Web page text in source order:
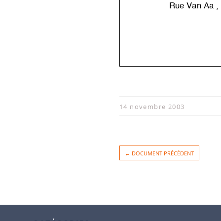
Rue Van Aa ,
1050
14 novembre 2003
← DOCUMENT PRÉCÉDENT